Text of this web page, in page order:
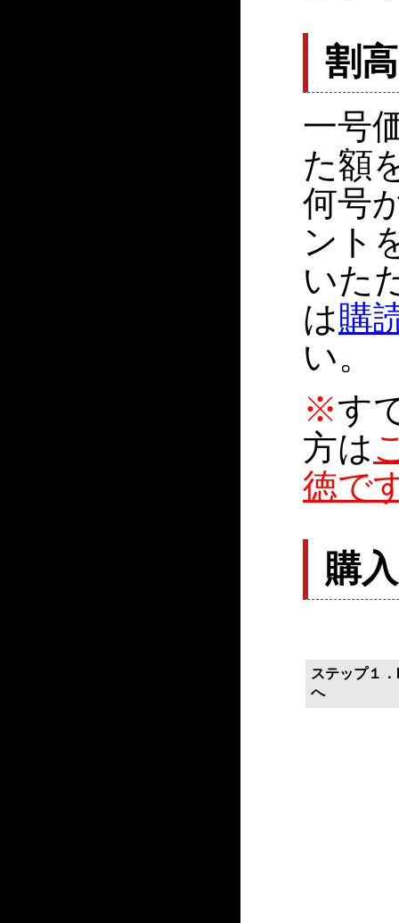
割
一号
た額
何号
ント
いた
は購
い。
※す
方は
徳で
購
ステップ１
へ